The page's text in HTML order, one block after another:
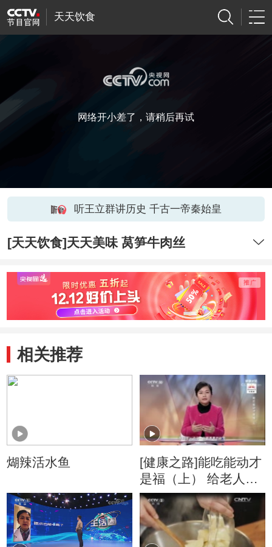
天天饮食
网络开小差了，请稍后再试
听王立群讲历史 千古一帝秦始皇
[天天饮食]天天美味 莴笋牛肉丝
相关推荐
煳辣活水鱼
[健康之路]能吃能动才
是福（上） 给老人选
择合适的营养粉